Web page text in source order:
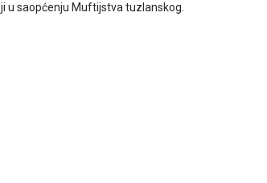
u saopćenju Muftijstva tuzlanskog.